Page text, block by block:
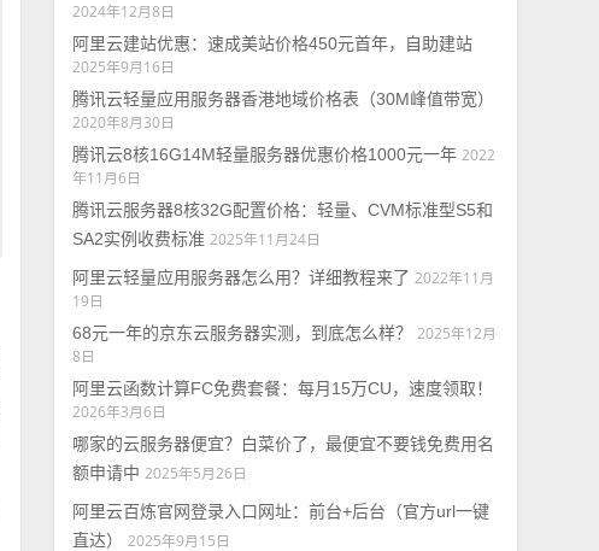
2024年12月8日
阿里云建站优惠：速成美站价格450元首年，自助建站
2025年9月16日
腾讯云轻量应用服务器香港地域价格表（30M峰值带宽）
2020年8月30日
腾讯云8核16G14M轻量服务器优惠价格1000元一年 2022
年11月6日
腾讯云服务器8核32G配置价格：轻量、CVM标准型S5和
SA2实例收费标准 2025年11月24日
阿里云轻量应用服务器怎么用？详细教程来了 2022年11月
19日
68元一年的京东云服务器实测，到底怎么样？
2025年12月
8日
阿里云函数计算FC免费套餐：每月15万CU，速度领取！
2026年3月6日
哪家的云服务器便宜？白菜价了，最便宜不要钱免费用名
额申请中 2025年5月26日
阿里云百炼官网登录入口网址：前台+后台（官方url一键
直达）
2025年9月15日